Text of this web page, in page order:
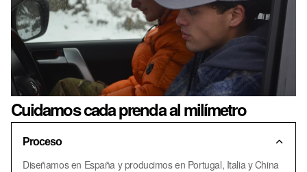
Cuidamos cada prenda al milímetro
Proceso
Diseñamos en España y producimos en Portugal, Italia y China